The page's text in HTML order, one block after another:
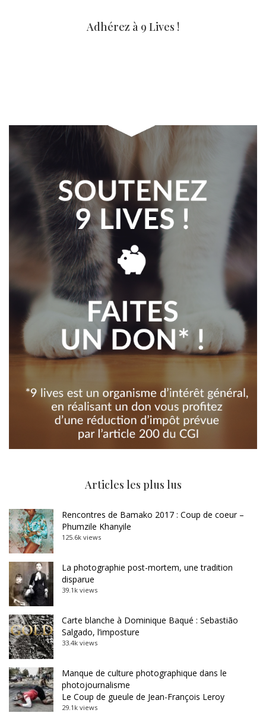
Adhérez à 9 Lives !
Articles les plus lus
Rencontres de Bamako 2017 : Coup de coeur –
Phumzile Khanyile
125.6k views
La photographie post-mortem, une tradition
disparue
39.1k views
Carte blanche à Dominique Baqué : Sebastião
Salgado, l’imposture
33.4k views
Manque de culture photographique dans le
photojournalisme
Le Coup de gueule de Jean-François Leroy
29.1k views